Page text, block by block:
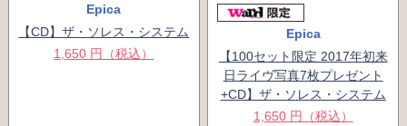
Epica
【CD】ザ・ソレス・システム
1,650 円（税込）
Epica
【100セット限定 2017年初来
日ライヴ写真7枚プレゼント
+CD】ザ・ソレス・システム
1,650 円（税込）